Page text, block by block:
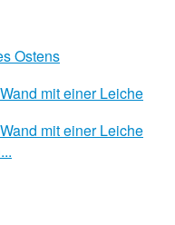
Ostens
mit einer Leiche
mit einer Leiche